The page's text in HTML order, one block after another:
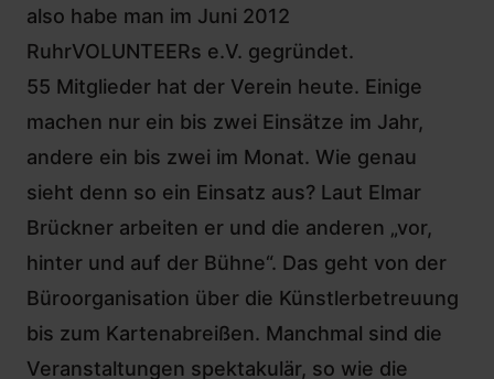
also habe man im Juni 2012
RuhrVOLUNTEERs e.V. gegründet.
55 Mitglieder hat der Verein heute. Einige
machen nur ein bis zwei Einsätze im Jahr,
andere ein bis zwei im Monat. Wie genau
sieht denn so ein Einsatz aus? Laut Elmar
Brückner arbeiten er und die anderen „vor,
hinter und auf der Bühne“. Das geht von der
Büroorganisation über die Künstlerbetreuung
bis zum Kartenabreißen. Manchmal sind die
Veranstaltungen spektakulär, so wie die